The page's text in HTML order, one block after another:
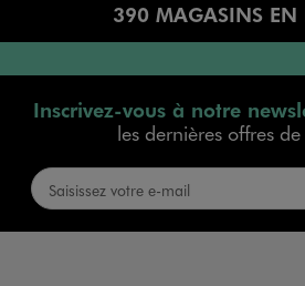
390 MAGASINS EN
Inscrivez-vous à notre
les dernières offres